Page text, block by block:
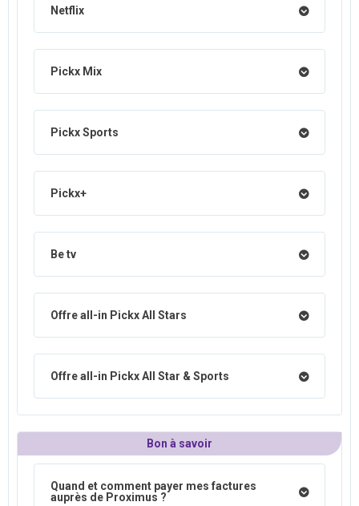
Netflix
Pickx Mix
Pickx Sports
Pickx+
Be tv
Offre all-in Pickx All Stars
Offre all-in Pickx All Star & Sports
Bon à savoir
Quand et comment payer mes factures
auprès de Proximus ?